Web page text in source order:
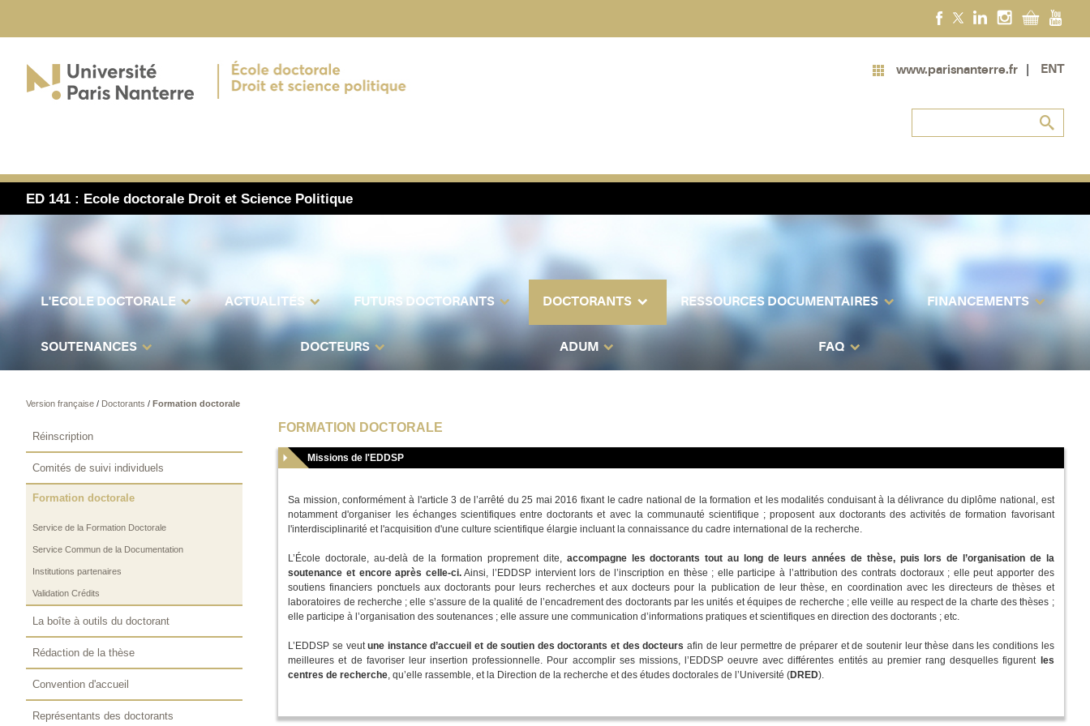
www.parisnanterre.fr ENT
ED 141 : Ecole doctorale Droit et Science Politique
L'ECOLE DOCTORALE ACTUALITÉS FUTURS DOCTORANTS DOCTORANTS RESSOURCES DOCUMENTAIRES FINANCEMENTS
SOUTENANCES DOCTEURS ADUM FAQ
Version française/ Doctorants/ Formation doctorale
FORMATION DOCTORALE
Missions de l'EDDSP
Sa mission, conformément à l'article 3 de l’arrêté du 25 mai 2016 fixant le cadre national de la formation et les modalités conduisant à la délivrance du diplôme national, est
notamment d'organiser les échanges scientifiques entre doctorants et avec la communauté scientifique ; proposent aux doctorants des activités de formation favorisant
l'interdisciplinarité et l'acquisition d'une culture scientifique élargie incluant la connaissance du cadre international de la recherche.
L’École doctorale, au-delà de la formation proprement dite, accompagne les doctorants tout au long de leurs années de thèse, puis lors de l’organisation de la
soutenance et encore après celle-ci.Ainsi, l’EDDSP intervient lors de l’inscription en thèse ; elle participe à l’attribution des contrats doctoraux ; elle peut apporter des
soutiens financiers ponctuels aux doctorants pour leurs recherches et aux docteurs pour la publication de leur thèse, en coordination avec les directeurs de thèses et
laboratoires de recherche ; elle s’assure de la qualité de l’encadrement des doctorants par les unités et équipes de recherche ; elle veille au respect de la charte des thèses ;
elle participe à l’organisation des soutenances ; elle assure une communication d’informations pratiques et scientifiques en direction des doctorants ; etc.
L’EDDSP se veutune instance d’accueil et de soutien des doctorants et des docteurs afin de leur permettre de préparer et de soutenir leur thèse dans les conditions les
meilleures et de favoriser leur insertion professionnelle. Pour accomplir ses missions, l’EDDSP oeuvre avec différentes entités au premier rang desquelles figurent les
centres de recherche, qu’elle rassemble, et la Direction de la recherche et des études doctorales de l’Université (DRED).
Réinscription
Comités de suivi individuels
Formation doctorale
Service de la Formation Doctorale
Service Commun de la Documentation
Institutions partenaires
Validation Crédits
La boîte à outils du doctorant
Rédaction de la thèse
Convention d'accueil
Représentants des doctorants